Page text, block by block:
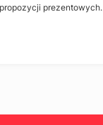
prezentowych.